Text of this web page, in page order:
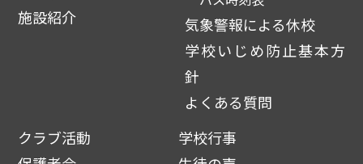
施設紹介
気象警報による休校
学校いじめ防止基本方
針
よくある質問
クラブ活動
学校行事